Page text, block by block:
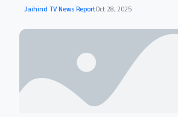
Jaihind TV News ReportOct 28, 2025